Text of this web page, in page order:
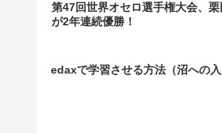
第47回世界オセロ選手権大会、
が2年連続優勝！
edaxで学習させる方法（沼への入